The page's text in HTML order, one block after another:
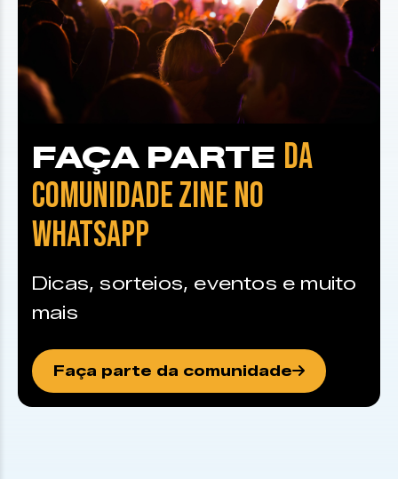
FAÇA PARTE DA
COMUNIDADE ZINE NO
WHATSAPP
Dicas, sorteios, eventos e muito
mais
Faça parte da comunidade